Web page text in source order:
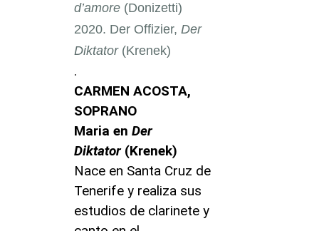
d’amore (Donizetti)
Der Offizier, Der
Diktator(Krenek)
.
CARMEN ACOSTA,
SOPRANO
Maria en Der
Diktator(Krenek)
Nace en Santa Cruz de
Tenerife y realiza sus
estudios de clarinete y